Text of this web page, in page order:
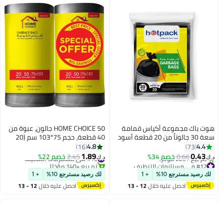
هوت باك مجموعة أكياس قمامة
سعة 30 جالوناً من 20 قطعة أسود
65x95سم4.4
73
د.ك‏0.43
0.66خصم 34%
#12 في مستلزمات التنظيف
بتخلّص بسرعة
تم بيع +220 مؤخرًا
#12 في مستلزمات التنظيف
لك رصيد مسترجع 10% + 1
احصل عليه خلال 12 - 13
HOME CHOICE 50 جالون، عبوة من
40 قطعة، حجم 75*103 سم (20
كيس قمامة × 2 لفات)، أكياس
قمامة قابلة للتحلل البيولوجي،
بطانات سلة المهملات
4.8
16
د.ك‏1.89
2.45خصم 22% #15 في مستلزمات التنظيف
تم بيع +140 مؤخرًا
#15 في مستلزمات التنظيف
لك رصيد مسترجع 10% + 1
احصل عليه خلال 12 - 13